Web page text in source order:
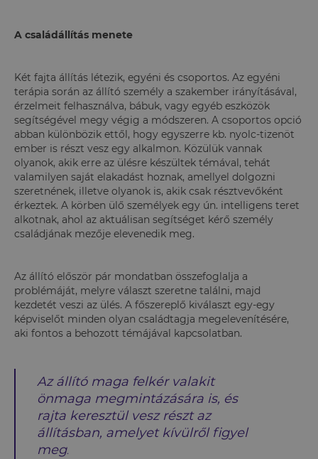
A családállítás menete
Két fajta állítás létezik, egyéni és csoportos. Az egyéni
terápia során az állító személy a szakember irányításával,
érzelmeit felhasználva, bábuk, vagy egyéb eszközök
segítségével megy végig a módszeren. A csoportos opció
abban különbözik ettől, hogy egyszerre kb. nyolc-tizenöt
ember is részt vesz egy alkalmon. Közülük vannak
olyanok, akik erre az ülésre készültek témával, tehát
valamilyen saját elakadást hoznak, amellyel dolgozni
szeretnének, illetve olyanok is, akik csak résztvevőként
érkeztek. A körben ülő személyek egy ún. intelligens teret
alkotnak, ahol az aktuálisan segítséget kérő személy
családjának mezője elevenedik meg.
Az állító először pár mondatban összefoglalja a
problémáját, melyre választ szeretne találni, majd
kezdetét veszi az ülés. A főszereplő kiválaszt egy-egy
képviselőt minden olyan családtagja megelevenítésére,
aki fontos a behozott témájával kapcsolatban.
Az állító maga felkér valakit
önmaga megmintázására is, és
rajta keresztül vesz részt az
állításban, amelyet kívülről figyel
meg.